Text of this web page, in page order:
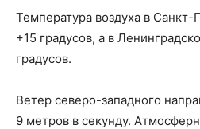
Температура воздуха в Санкт-
+15 градусов, а в
градусов.
Ветер северо-западного
9 метров в секунду.